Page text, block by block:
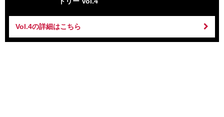
Vol.4の詳細はこちら